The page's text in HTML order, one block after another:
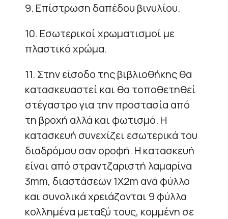
9. Επίστρωση δαπέδου βινυλίου.
10. Εσωτερικοί χρωματισμοί με
πλαστικό χρώμα.
11. Στην είσοδο της βιβλιοθήκης θα
κατασκευαστεί και θα τοποθετηθεί
στέγαστρο για την προστασία από
τη βροχή αλλά και φωτισμό. Η
κατασκευή συνεχίζει εσωτερικά του
διαδρόμου σαν οροφή. Η κατασκευή
είναι από στραντζαριστή λαμαρίνα
3mm, διαστάσεων 1X2m ανά φύλλο
και συνολικά χρειάζονται 9 φύλλα
κολλημένα μεταξύ τους, κομμένη σε